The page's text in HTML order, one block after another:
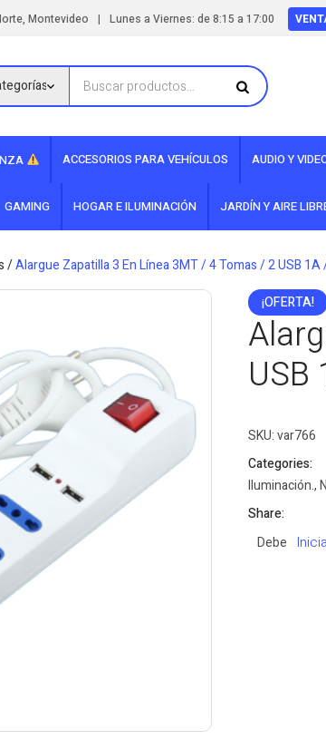
Montevideo | Lunes a Viernes: de 8:15 a 17:00
ACCESORIOS PARA VEHÍCULOS AUDIO Y
GAMING HOGAR E ILUMINACIÓN JARDÍN Y AIRE
/Alargue Zapatilla 3 En Línea 3MT / 4 Tomas / 2 USB
¡OFERTA!
SKU:var766
Categories:
Iluminación.,
Share:
Debe